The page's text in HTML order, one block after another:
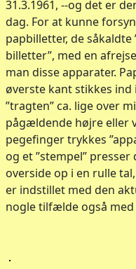
31.3.1961, --og det er
dag. For at kunne
papbilletter, de såkaldte
billetter”, med en
man disse apparater.
øverste kant stikkes
”tragten” ca. lige over
pågældende højre eller
pegefinger trykkes
og et ”stempel”
overside op i en rulle
er indstillet med den
nogle tilfælde også